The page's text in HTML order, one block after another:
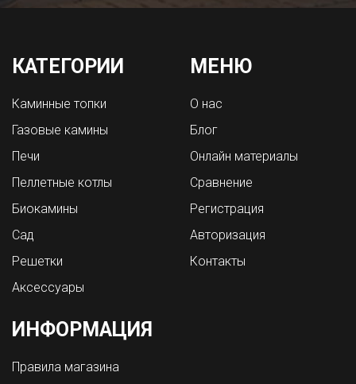
КАТЕГОРИИ
Каминные топки
Газовые камины
Печи
Пеллетные котлы
Биокамины
Сад
Решетки
Аксессуары
МЕНЮ
О нас
Блог
Онлайн материалы
Сравнение
Регистрация
Авторизация
Контакты
ИНФОРМАЦИЯ
Правила магазина